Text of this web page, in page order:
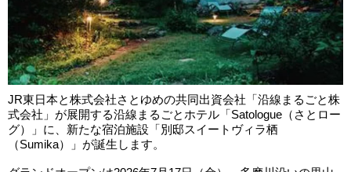
JR東日本と株式会社さとゆめの共同出資会社「沿線まるごと株
式会社」が展開する沿線まるごとホテル「Satologue（さとロー
グ）」に、新たな宿泊施設「別邸スイートヴィラ栖
（Sumika）」が誕生します。